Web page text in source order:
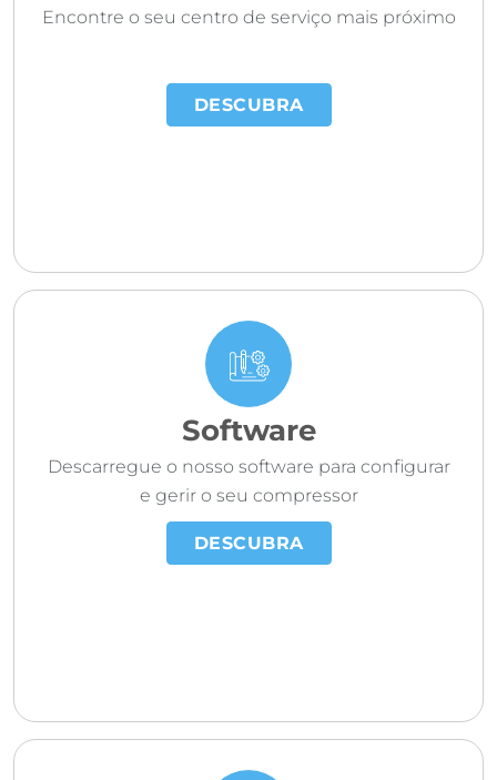
Encontre o seu centro de serviço mais próximo
DESCUBRA
Software
Descarregue o nosso software para configurar
e gerir o seu compressor
DESCUBRA